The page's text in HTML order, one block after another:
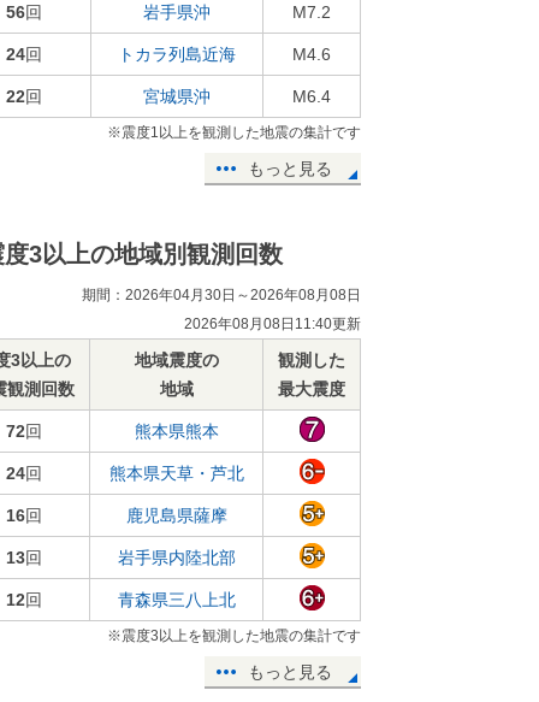
56回 岩手県沖 M7.2
24回 トカラ列島近海 M4.6
22回 宮城県沖 M6.4
※震度1以上を観測した地震の集計です
もっと見る
度3以上の地域別観測回数
期間：2026年04月30日～2026年08月08日
2026年08月08日11:40更新
3以上の
観測回数
地域震度の
地域
観測した
最大震度
72回 熊本県熊本
24回 熊本県天草・芦北
16回 鹿児島県薩摩
13回 岩手県内陸北部
12回 青森県三八上北
※震度3以上を観測した地震の集計です
もっと見る